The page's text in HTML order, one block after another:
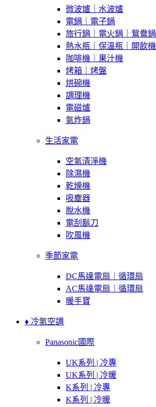
微波爐｜水波爐
電鍋｜電子鍋
旅行鍋｜電火鍋｜鴛鴦鍋
熱水瓶｜保溫瓶｜開飲機
咖啡機｜果汁機
烤箱｜烤盤
烘碗機
調理機
電磁爐
氣炸鍋
生活家電
空氣清淨機
除濕機
乾燥機
吸塵器
脫水機
電刮鬍刀
吹風機
季節家電
DC馬達電扇｜循環扇
AC馬達電扇｜循環扇
暖手寶
♦ 冷氣空調
Panasonic國際
UK系列 | 冷專
UK系列 | 冷暖
K系列 | 冷專
K系列 | 冷暖